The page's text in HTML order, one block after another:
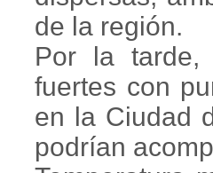
de la región.
Por la tarde,
fuertes con
en la Ciudad
podrían